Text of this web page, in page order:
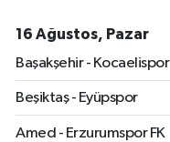
16 Ağustos, Pazar
Başakşehir - Kocaelispor
Beşiktaş - Eyüpspor
Amed - Erzurumspor FK